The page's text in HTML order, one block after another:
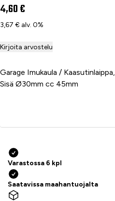
4,60 €
3,67 € alv. 0%
Kirjoita arvostelu
Garage Imukaula /
Sisä Ø30mm cc 45mm
Varastossa 6 kpl
Saatavissa maahantuojalta